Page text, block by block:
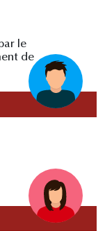
le
de